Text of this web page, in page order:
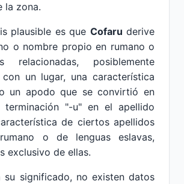
la zona.
plausible es que Cofaru derive
o nombre propio en rumano o
relacionadas, posiblemente
con un lugar, una característica
un apodo que se convirtió en
terminación "-u" en el apellido
de ciertos apellidos
o de lenguas eslavas,
exclusivo de ellas.
su significado, no existen datos